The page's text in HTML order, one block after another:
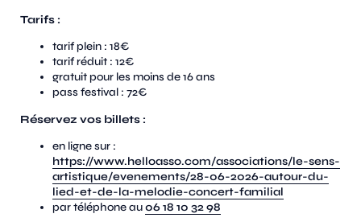
Tarifs :
tarif plein : 18€
tarif réduit : 12€
gratuit pour les moins de 16 ans
pass festival : 72€
Réservez vos billets :
en ligne sur :
https://www.helloasso.com/associations/le-sens-
artistique/evenements/28-06-2026-autour-du-
lied-et-de-la-melodie-concert-familial
par téléphone au06 18 10 32 98